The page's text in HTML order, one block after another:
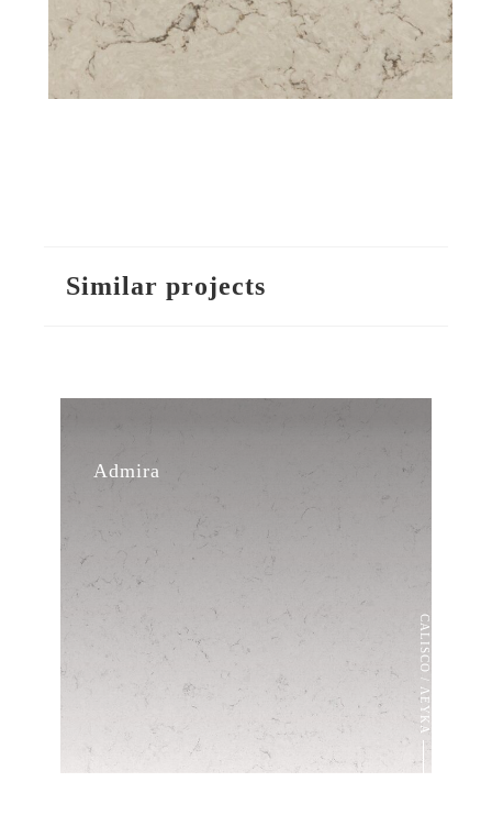
Similar projects
Admira
CALISCO / ΛΕΥΚΑ